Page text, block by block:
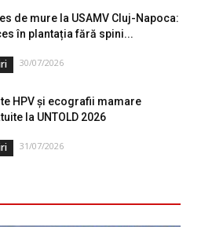
de mure la USAMV Cluj-Napoca:
în plantația fără spini...
30/07/2026
HPV și ecografii mamare
la UNTOLD 2026
31/07/2026